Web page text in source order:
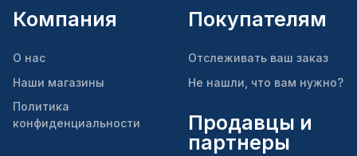
Компания
О нас
Наши магазины
Политика
конфиденциальности
Покупателям
Отслеживать ваш заказ
Не нашли, что вам нужно?
Продавцы и
партнеры